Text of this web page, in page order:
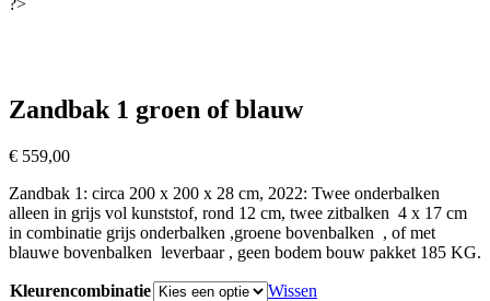
?>
Zandbak 1 groen of blauw
€ 559,00
Zandbak 1: circa 200 x 200 x 28 cm, 2022: Twee onderbalken
alleen in grijs vol kunststof, rond 12 cm, twee zitbalken 4 x 17 cm
in combinatie grijs onderbalken ,groene bovenbalken , of met
blauwe bovenbalken leverbaar , geen bodem bouw pakket 185 KG.
Kleurencombinatie Wissen